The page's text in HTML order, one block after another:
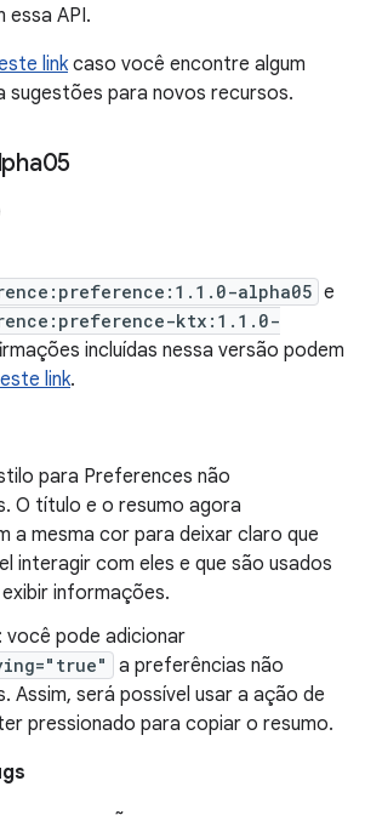
essa API.
linkcaso você encontre algum
sugestões para novos recursos.
alpha05 e
ktx:1.1.0-
incluídas nessa versão podem
link.
para Preferences não
O título e o resumo agora
a mesma cor para deixar claro que
interagir com eles e que são usados
informações.
você pode adicionar
a preferências não
Assim, será possível usar a ação de
pressionado para copiar o resumo.